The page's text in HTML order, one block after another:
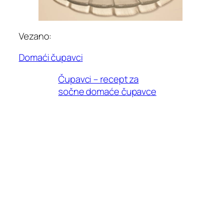
Vezano:
Domaći čupavci
Čupavci – recept za
sočne domaće čupavce